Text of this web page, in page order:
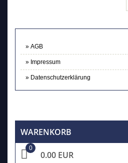
AGB
Impressum
Datenschutzerklärung
WARENKORB
0
0.00 EUR